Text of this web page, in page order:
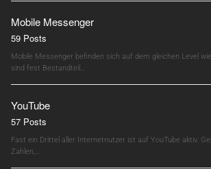
Mobile Messenger
59 Posts
Mobile Messenger befinden sich auf dem gleichen Level
sind fest Bestandteil…
YouTube
57 Posts
Fast ein Drittel aller Internetnutzer ist auf YouTube aktiv.
Zahlen,…